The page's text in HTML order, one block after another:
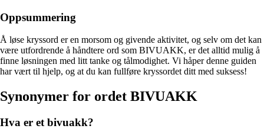
Oppsummering
Å løse kryssord er en morsom og givende aktivitet, og selv om det kan
være utfordrende å håndtere ord som BIVUAKK, er det alltid mulig å
finne løsningen med litt tanke og tålmodighet. Vi håper denne guiden
har vært til hjelp, og at du kan fullføre kryssordet ditt med suksess!
Synonymer for ordet BIVUAKK
Hva er et bivuakk?